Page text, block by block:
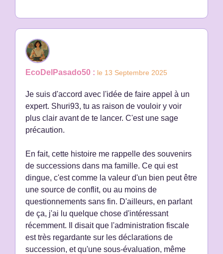
EcoDelPasado50 : le 13 Septembre 2025
Je suis d'accord avec l'idée de faire appel à un
expert. Shuri93, tu as raison de vouloir y voir
plus clair avant de te lancer. C'est une sage
précaution.
En fait, cette histoire me rappelle des souvenirs
de successions dans ma famille. Ce qui est
dingue, c'est comme la valeur d'un bien peut être
une source de conflit, ou au moins de
questionnements sans fin. D'ailleurs, en parlant
de ça, j'ai lu quelque chose d'intéressant
récemment. Il disait que l'administration fiscale
est très regardante sur les déclarations de
succession, et qu'une sous-évaluation, même